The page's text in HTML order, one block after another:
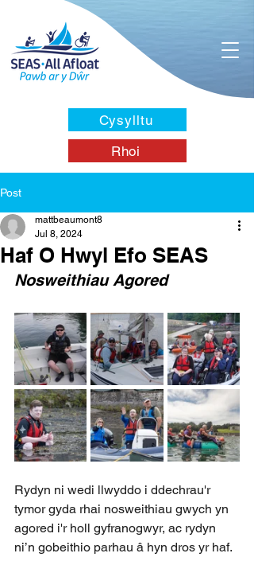
Cysylltu
Rhoi
Post
Haf O Hwyl Efo SEAS
mattbeaumont8
Jul 8, 2024
Nosweithiau Agored
Rydyn ni wedi llwyddo i ddechrau'r
tymor gyda rhai nosweithiau gwych yn
agored i'r holl gyfranogwyr, ac rydyn
ni’n gobeithio parhau â hyn dros yr haf.